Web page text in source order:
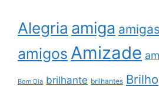
Alegria amiga amigas
amigos Amizade
Bom Dia brilhante brilhantes Brilho